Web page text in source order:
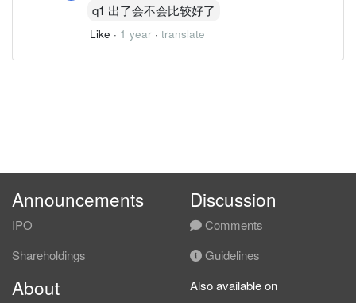
q1 出了会不会比较好了
Like · 1 year · translate
Announcements
IPO
Shareholdings
Discussion
Comments
Guidelines
About Also available on